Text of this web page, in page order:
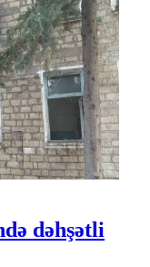
dəhşətli